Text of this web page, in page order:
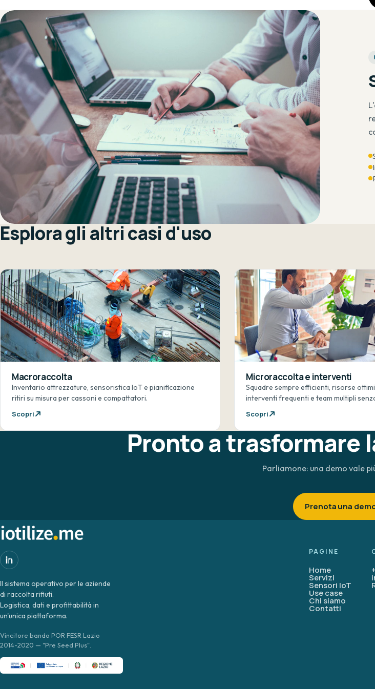
Esplora gli altri casi d'uso
Macroraccolta
Inventario attrezzature, sensoristica IoT e pianificazione
ritiri su misura per cassoni e compattatori.
Scopri
Microraccolta e interventi
Squadre sempre efficienti, risorse
interventi frequenti e team multipli
Scopri
Pronto a trasformare
Parliamone: una demo vale
Prenota una
Il sistema operativo per le aziende
di raccolta rifiuti.
Logistica, dati e profittabilità in
un'unica piattaforma.
Vincitore bando POR FESR Lazio
2014-2020 — "Pre Seed Plus".
Home
Servizi
Sensori IoT
Use case
Chi siamo
Contatti